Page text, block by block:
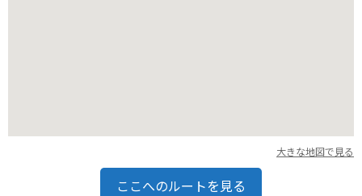
大きな地図で見る
ここへのルートを見る